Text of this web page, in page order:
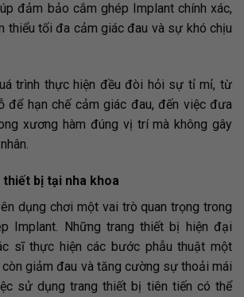
đảm bảo cắm ghép Implant chính xác,
thiểu tối đa cảm giác đau và sự khó chịu
trình thực hiện đều đòi hỏi sự tỉ mỉ, từ
để hạn chế cảm giác đau, đến việc đưa
xương hàm đúng vị trí mà không gây
bị tại nha khoa
dụng chơi một vai trò quan trọng trong
Implant. Những trang thiết bị hiện đại
sĩ thực hiện các bước phẫu thuật một
còn giảm đau và tăng cường sự thoải mái
sử dụng trang thiết bị tiên tiến có thể